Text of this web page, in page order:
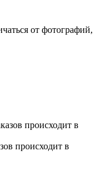
от фотографий,
происходит в